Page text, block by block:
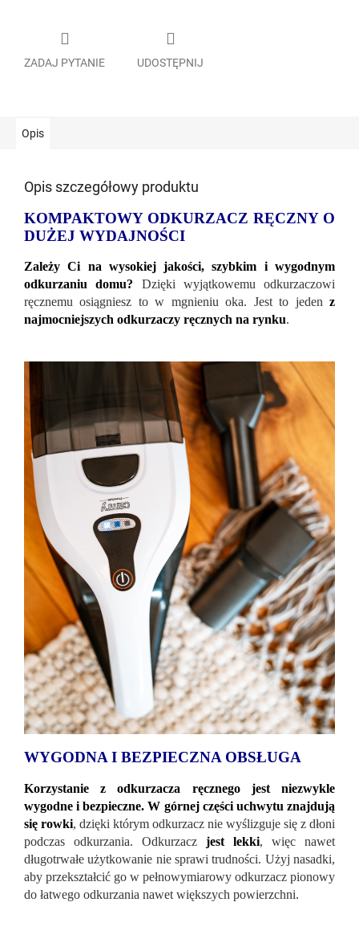
ZADAJ PYTANIE UDOSTĘPNIJ
Opis
Opis szczegółowy produktu
KOMPAKTOWY ODKURZACZ RĘCZNY O
DUŻEJ WYDAJNOŚCI
Zależy Ci na wysokiej jakości, szybkim i wygodnym
odkurzaniu domu? Dzięki wyjątkowemu odkurzaczowi
ręcznemu osiągniesz to w mgnieniu oka. Jest to jeden z
najmocniejszych odkurzaczy ręcznych na rynku.
WYGODNA I BEZPIECZNA OBSŁUGA
Korzystanie z odkurzacza ręcznego jest niezwykle
wygodne i bezpieczne. W górnej części uchwytu znajdują
się rowki, dzięki którym odkurzacz nie wyślizguje się z dłoni
podczas odkurzania. Odkurzacz jest lekki, więc nawet
długotrwałe użytkowanie nie sprawi trudności. Użyj nasadki,
aby przekształcić go w pełnowymiarowy odkurzacz pionowy
do łatwego odkurzania nawet większych powierzchni.